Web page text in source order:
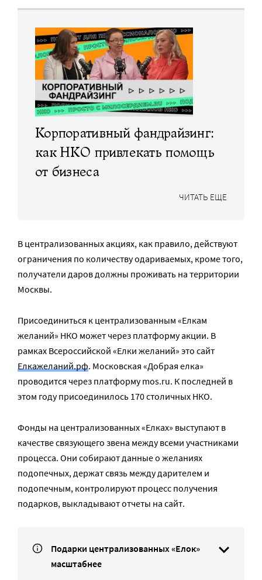
Корпоративный фандрайзинг:
как НКО привлекать помощь
от бизнеса
ЧИТАТЬ ЕЩЕ
В централизованных акциях, как правило, действуют
ограничения по количеству одариваемых, кроме того,
получатели даров должны проживать на территории
Москвы.
Присоединиться к централизованным «Елкам
желаний» НКО может через платформу акции. В
рамках Всероссийской «Елки желаний» это сайт
Елкажеланий.рф. Московская «Добрая елка»
проводится через платформу mos.ru. К последней в
этом году присоединилось 170 столичных НКО.
Фонды на централизованных «Елках» выступают в
качестве связующего звена между всеми участниками
процесса. Они собирают данные о желаниях
подопечных, держат связь между дарителем и
подопечным, контролируют процесс получения
подарков, выкладывают отчеты на сайт.
Подарки централизованных «Елок»
масштабнее